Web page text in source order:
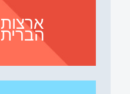
ארצות
הברית